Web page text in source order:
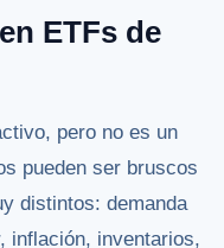
ETFs de
pero no es un
pueden ser bruscos
distintos: demanda
inflación, inventarios,